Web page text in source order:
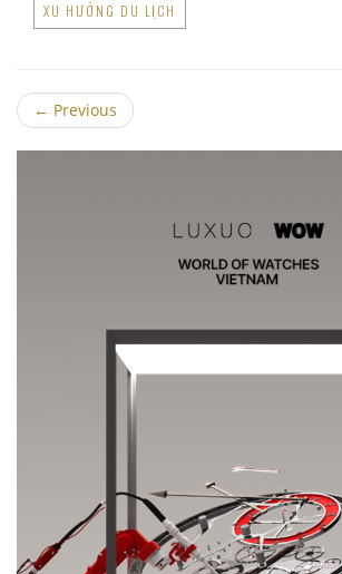
XU HƯỚNG DU LỊCH
← Previous